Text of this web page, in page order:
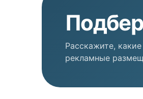
Расскажите,
рекламные